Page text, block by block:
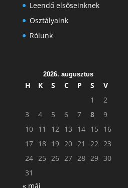
Leendő elsőseinknek
Osztályaink
Rólunk
2026. augusztus
H K S C P S
V
1
2
3
4 5 6 7 8
9
10 11 12 13 14 15
16
17 18 19 20 21 22 23
24 25 26 27 28 29 30
31
« máj